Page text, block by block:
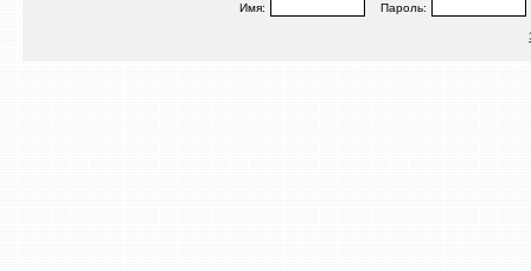
Имя: Пароль: